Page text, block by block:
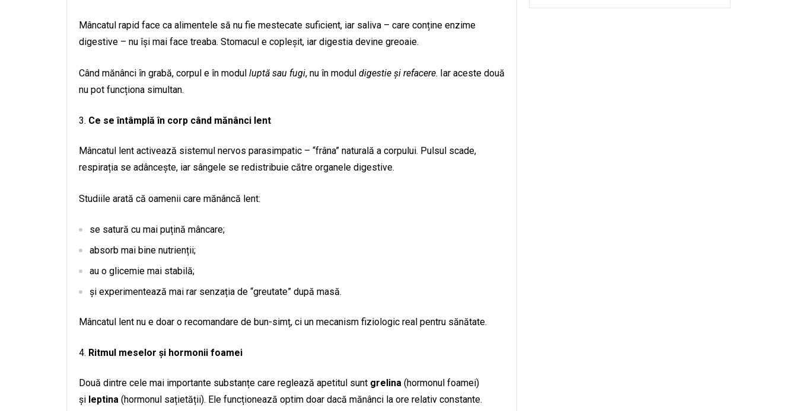
Mâncatul rapid face ca alimentele să nu fie mestecate suficient, iar saliva – care conține enzime
digestive – nu își mai face treaba. Stomacul e copleșit, iar digestia devine greoaie.
Când mănânci în grabă, corpul e în modul luptă sau fugi, nu în modul digestie și refacere. Iar aceste două
nu pot funcționa simultan.
Ce se întâmplă în corp când mănânci lent
Mâncatul lent activează sistemul nervos parasimpatic – “frâna” naturală a corpului. Pulsul scade,
respirația se adâncește, iar sângele se redistribuie către organele digestive.
Studiile arată că oamenii care mănâncă lent:
se satură cu mai puțină mâncare;
absorb mai bine nutrienții;
au o glicemie mai stabilă;
și experimentează mai rar senzația de “greutate” după masă.
Mâncatul lent nu e doar o recomandare de bun-simț, ci un mecanism fiziologic real pentru sănătate.
Ritmul meselor și hormonii foamei
Două dintre cele mai importante substanțe care reglează apetitul sunt grelina (hormonul foamei)
și leptina (hormonul sațietății). Ele funcționează optim doar dacă mănânci la ore relativ constante.